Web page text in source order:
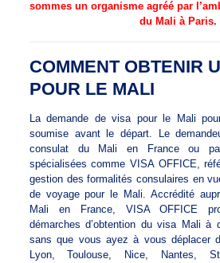
sommes un organisme agréé par
du Mali à Paris.
COMMENT OBTENIR
POUR LE MALI
La demande de visa pour le Mali
soumise avant le départ. Le
consulat du Mali en France ou
spécialisées comme VISA OFFICE,
gestion des formalités consulaires en
de voyage pour le Mali. Accrédité
Mali en France, VISA OFFICE
démarches d’obtention du visa Mali à
sans que vous ayez à vous déplacer
Lyon, Toulouse, Nice, Nantes,